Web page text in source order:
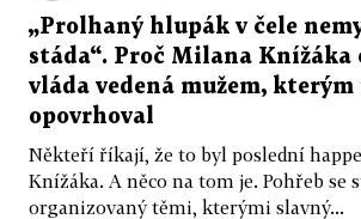
„Prolhaný hlupák v čele
stáda“. Proč Milana Knížáka
vláda vedená mužem, kterým
opovrhoval
Někteří říkají, že to byl poslední
Knížáka. A něco na tom je. Pohřeb se
organizovaný těmi, kterými slavný...